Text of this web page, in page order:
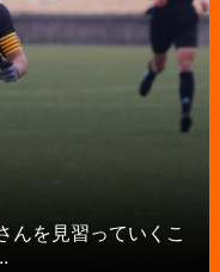
んを見習っていくこ